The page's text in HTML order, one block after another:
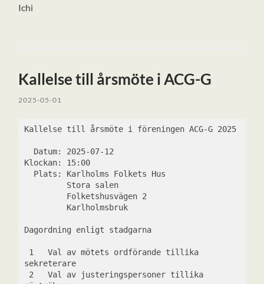
Ichi
Kallelse till årsmöte i ACG-G
2025-05-01
Kallelse till årsmöte i föreningen ACG-G 2025
  Datum: 2025-07-12
Klockan: 15:00
  Plats: Karlholms Folkets Hus
         Stora salen
         Folketshusvägen 2
         Karlholmsbruk
Dagordning enligt stadgarna
sekreterare